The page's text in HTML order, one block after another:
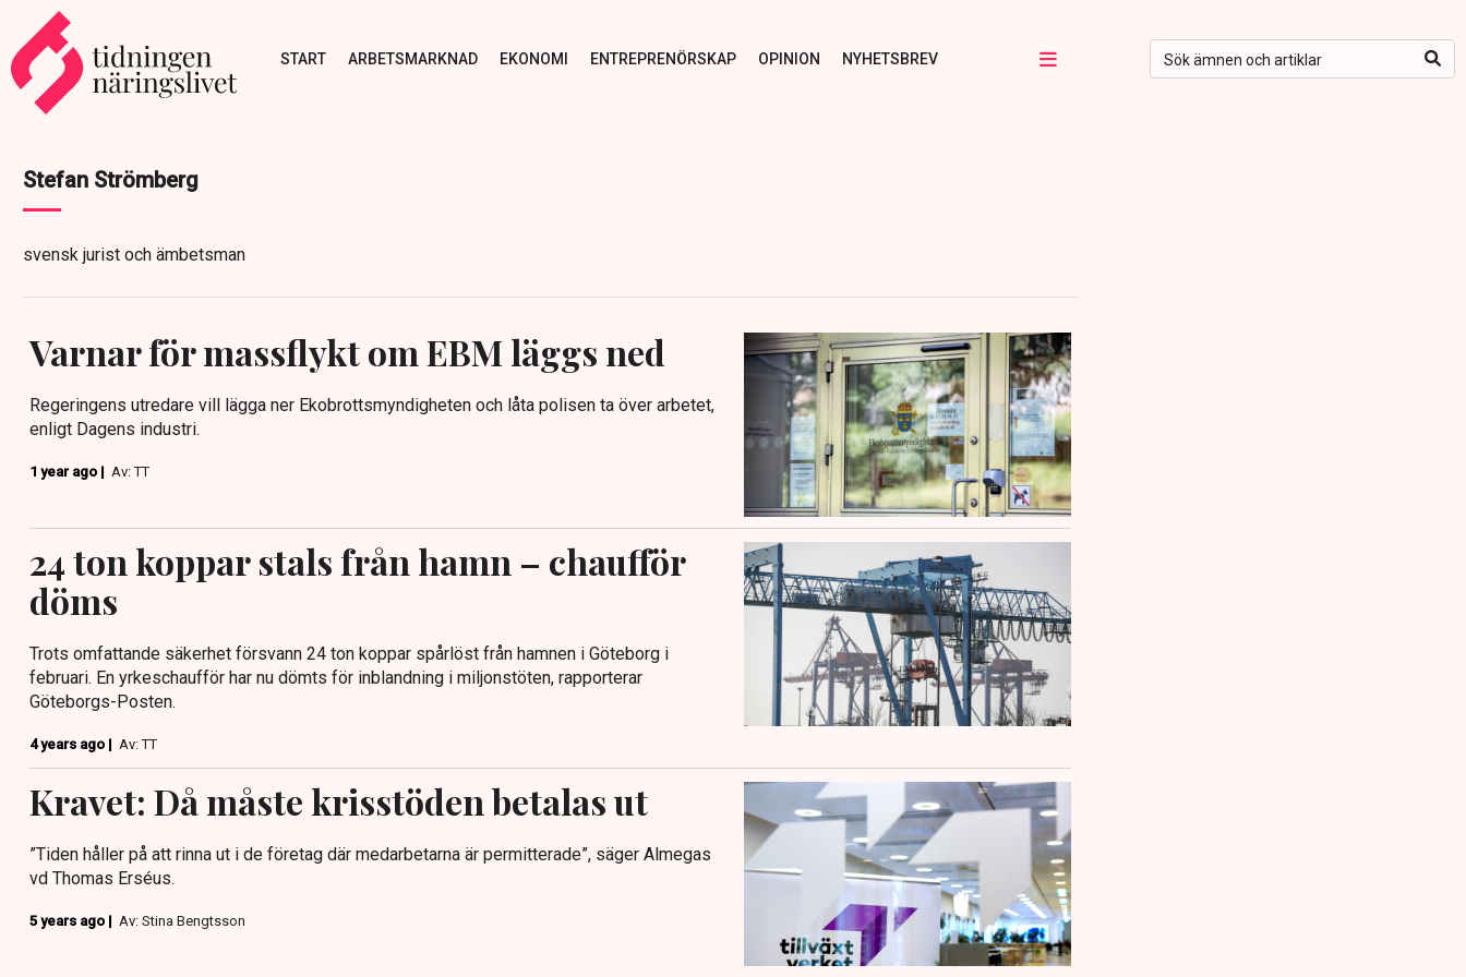
START ARBETSMARKNAD EKONOMI ENTREPRENÖRSKAP OPINION NYHETSBREV
Stefan Strömberg
svensk jurist och ämbetsman
Varnar för massflykt om EBM läggs ned
Regeringens utredare vill lägga ner Ekobrottsmyndigheten och låta polisen ta över arbetet,
enligt Dagens industri.
1 year ago | Av: TT
24 ton koppar stals från hamn – chaufför
döms
Trots omfattande säkerhet försvann 24 ton koppar spårlöst från hamnen i Göteborg i
februari. En yrkeschaufför har nu dömts för inblandning i miljonstöten, rapporterar
Göteborgs-Posten.
4 years ago | Av: TT
Kravet: Då måste krisstöden betalas ut
”Tiden håller på att rinna ut i de företag där medarbetarna är permitterade”, säger Almegas
vd Thomas Erséus.
5 years ago | Av: Stina Bengtsson